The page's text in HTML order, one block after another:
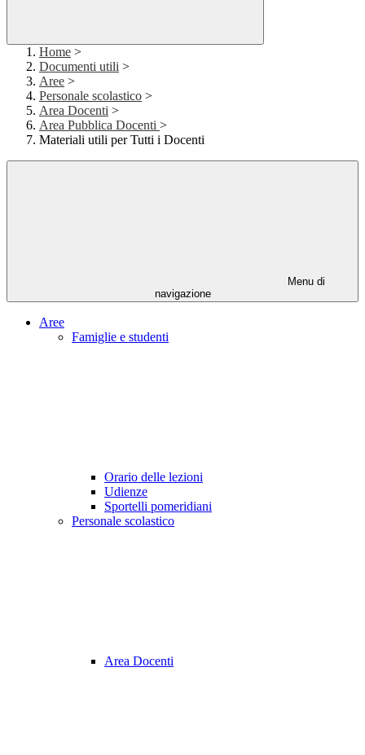
Home >
Documenti utili >
Aree >
Personale scolastico >
Area Docenti >
Area Pubblica Docenti >
Materiali utili per Tutti i Docenti
Menu di
navigazione
Aree
Famiglie e studenti
Orario delle lezioni
Udienze
Sportelli pomeridiani
Personale scolastico
Area Docenti